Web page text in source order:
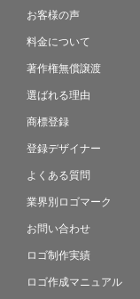
お客様の声
料金について
著作権無償譲渡
選ばれる理由
商標登録
登録デザイナー
よくある質問
業界別ロゴマーク
お問い合わせ
ロゴ制作実績
ロゴ作成マニュアル